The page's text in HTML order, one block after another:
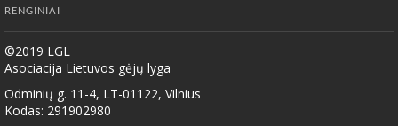
RENGINIAI
©2019 LGL
Asociacija Lietuvos gėjų lyga
Odminių g. 11-4, LT-01122, Vilnius
Kodas: 291902980